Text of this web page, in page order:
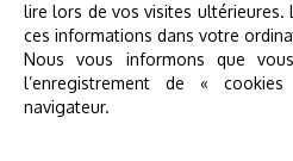
lire lors de vos visites ultérieures.
ces informations dans votre
Nous vous informons que
l’enregistrement de «
navigateur.